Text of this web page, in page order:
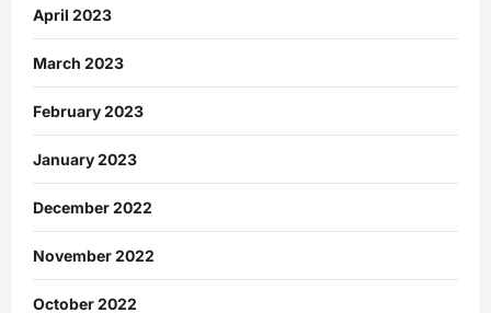
April 2023
March 2023
February 2023
January 2023
December 2022
November 2022
October 2022